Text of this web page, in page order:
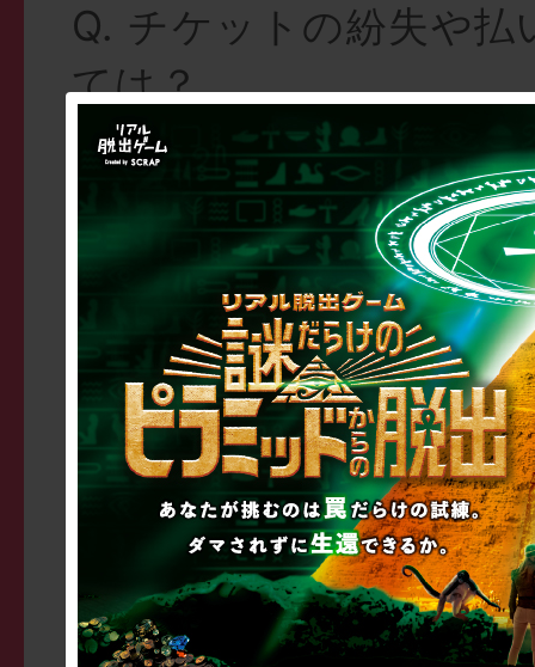
Q. チケットの紛失や払
ては？
A. チケットの紛失や
発行は一切致しません
めご了承ください。お
での払い戻しの対応は
ん。天候不良等による
戻しが発生する際には
方法を記載させていた
Q. 自分のブログや
してもいいですか？